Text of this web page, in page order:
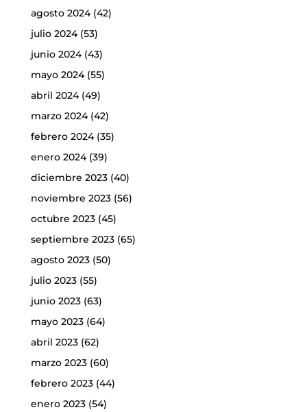
agosto 2024(42)
julio 2024(53)
junio 2024(43)
mayo 2024(55)
abril 2024(49)
marzo 2024(42)
febrero 2024(35)
enero 2024(39)
diciembre 2023(40)
noviembre 2023(56)
octubre 2023(45)
septiembre 2023(65)
agosto 2023(50)
julio 2023(55)
junio 2023(63)
mayo 2023(64)
abril 2023(62)
marzo 2023(60)
febrero 2023(44)
enero 2023(54)